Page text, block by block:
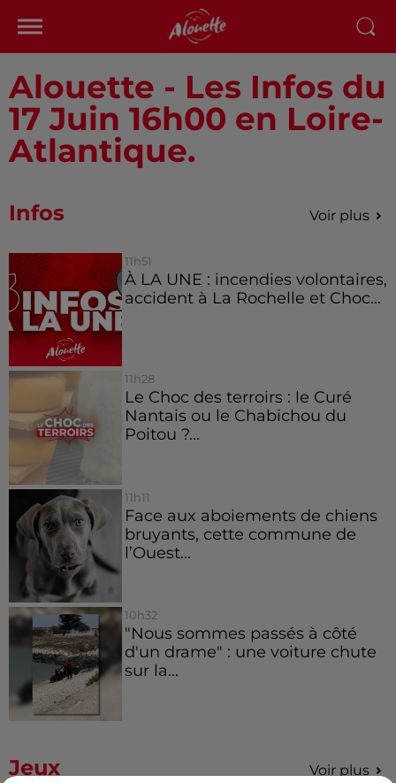
Alouette - Les Infos du
17 Juin 16h00 en Loire-
Atlantique.
Infos Voir plus
11h51
À LA UNE : incendies volontaires,
accident à La Rochelle et Choc...
11h28
Le Choc des terroirs : le Curé
Nantais ou le Chabichou du
Poitou ?...
11h11
Face aux aboiements de chiens
bruyants, cette commune de
l’Ouest...
10h32
"Nous sommes passés à côté
d'un drame" : une voiture chute
sur la...
Jeux Voir plus